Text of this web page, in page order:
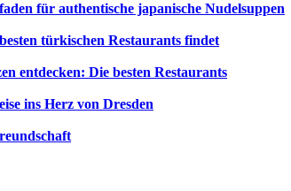
für authentische japanische Nudelsuppen
türkischen Restaurants findet
entdecken: Die besten Restaurants
ins Herz von Dresden